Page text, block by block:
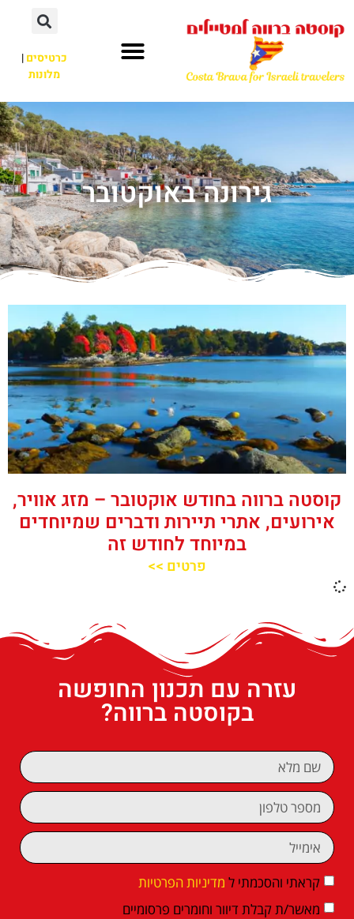
כרטיסים|
מלונות
גירונה באוקטובר
קוסטה ברווה בחודש אוקטובר – מזג אוויר,
אירועים, אתרי תיירות ודברים שמיוחדים
במיוחד לחודש זה
פרטים >>
עזרה עם תכנון החופשה
בקוסטה ברווה?
קראתי והסכמתי ל מדיניות הפרטיות
מאשר/ת קבלת דיוור וחומרים פרסומיים